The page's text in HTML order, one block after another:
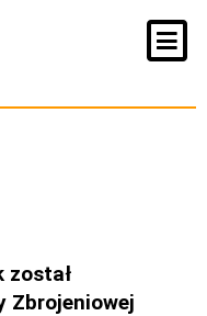
został
Zbrojeniowej